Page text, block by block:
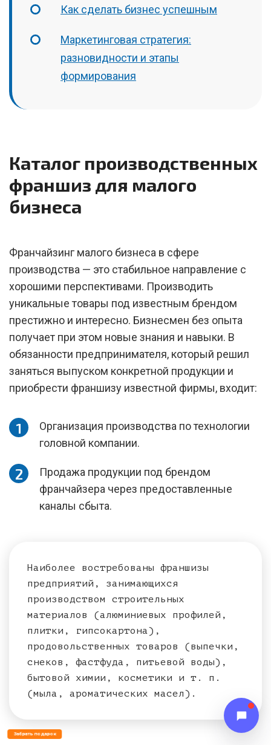
Как сделать бизнес успешным
Маркетинговая стратегия:
разновидности и этапы
формирования
Каталог производственных
франшиз для малого
бизнеса
Франчайзинг малого бизнеса в сфере
производства — это стабильное направление с
хорошими перспективами. Производить
уникальные товары под известным брендом
престижно и интересно. Бизнесмен без опыта
получает при этом новые знания и навыки. В
обязанности предпринимателя, который решил
заняться выпуском конкретной продукции и
приобрести франшизу известной фирмы, входит:
Организация производства по технологии
головной компании.
Продажа продукции под брендом
франчайзера через предоставленные
каналы сбыта.
Наиболее востребованы франшизы
предприятий, занимающихся
производством строительных
материалов (алюминиевых профилей,
плитки, гипсокартона),
продовольственных товаров (выпечки,
снеков, фастфуда, питьевой воды),
бытовой химии, косметики и т. п.
(мыла, ароматических масел).
Забрать подарок